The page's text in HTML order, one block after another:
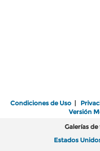
Condiciones de Uso |
Versión
Galerías
Estados